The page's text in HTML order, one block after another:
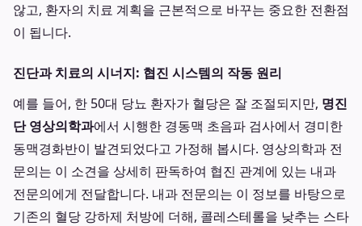
않고, 환자의 치료 계획을 근본적으로 바꾸는 중요한 전환점
이 됩니다.
진단과 치료의 시너지: 협진 시스템의 작동 원리
예를 들어, 한 50대 당뇨 환자가 혈당은 잘 조절되지만, 명진
단 영상의학과에서 시행한 경동맥 초음파 검사에서 경미한
동맥경화반이 발견되었다고 가정해 봅시다. 영상의학과 전
문의는 이 소견을 상세히 판독하여 협진 관계에 있는 내과
전문의에게 전달합니다. 내과 전문의는 이 정보를 바탕으로
기존의 혈당 강하제 처방에 더해, 콜레스테롤을 낮추는 스타